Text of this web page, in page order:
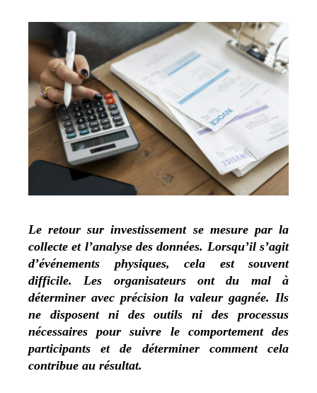
Le retour sur investissement se mesure par la
collecte et l’analyse des données. Lorsqu’il s’agit
d’événements physiques, cela est souvent
difficile. Les organisateurs ont du mal à
déterminer avec précision la valeur gagnée. Ils
ne disposent ni des outils ni des processus
nécessaires pour suivre le comportement des
participants et de déterminer comment cela
contribue au résultat.